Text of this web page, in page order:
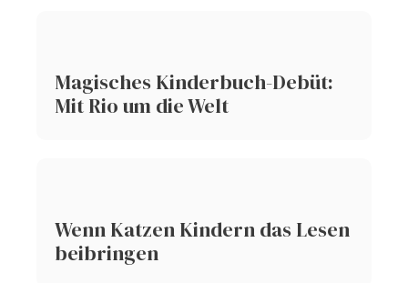
Magisches Kinderbuch-Debüt:
Mit Rio um die Welt
Wenn Katzen Kindern das Lesen
beibringen